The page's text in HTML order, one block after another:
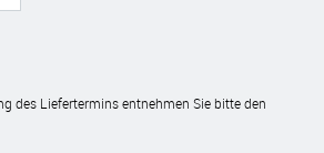
des Liefertermins entnehmen Sie bitte den